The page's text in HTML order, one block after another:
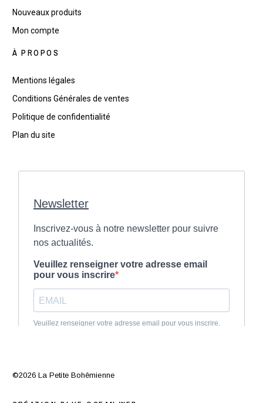
Nouveaux produits
Mon compte
À PROPOS
Mentions légales
Conditions Générales de ventes
Politique de confidentialité
Plan du site
©2026 La Petite Bohêmienne